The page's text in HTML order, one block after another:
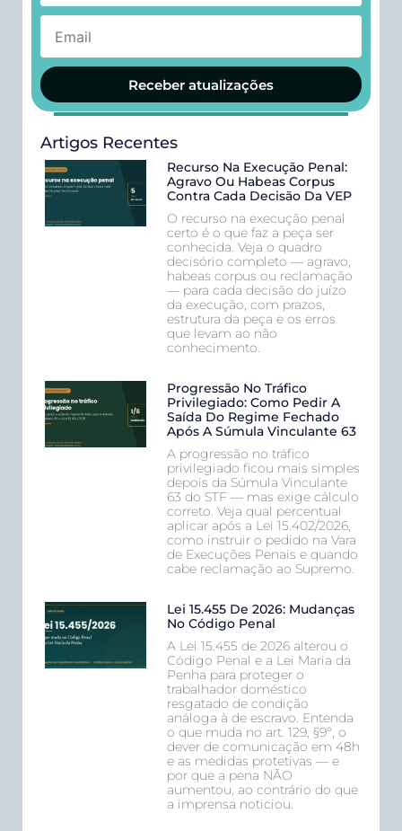
Receber atualizações
Artigos Recentes
Recurso Na Execução Penal:
Agravo Ou Habeas Corpus
Contra Cada Decisão Da VEP
O recurso na execução penal
certo é o que faz a peça ser
conhecida. Veja o quadro
decisório completo — agravo,
habeas corpus ou reclamação
— para cada decisão do juízo
da execução, com prazos,
estrutura da peça e os erros
que levam ao não
conhecimento.
Progressão No Tráfico
Privilegiado: Como Pedir A
Saída Do Regime Fechado
Após A Súmula Vinculante 63
A progressão no tráfico
privilegiado ficou mais simples
depois da Súmula Vinculante
63 do STF — mas exige cálculo
correto. Veja qual percentual
aplicar após a Lei 15.402/2026,
como instruir o pedido na Vara
de Execuções Penais e quando
cabe reclamação ao Supremo.
Lei 15.455 De 2026: Mudanças
No Código Penal
A Lei 15.455 de 2026 alterou o
Código Penal e a Lei Maria da
Penha para proteger o
trabalhador doméstico
resgatado de condição
análoga à de escravo. Entenda
o que muda no art. 129, §9º, o
dever de comunicação em 48h
e as medidas protetivas — e
por que a pena NÃO
aumentou, ao contrário do que
a imprensa noticiou.